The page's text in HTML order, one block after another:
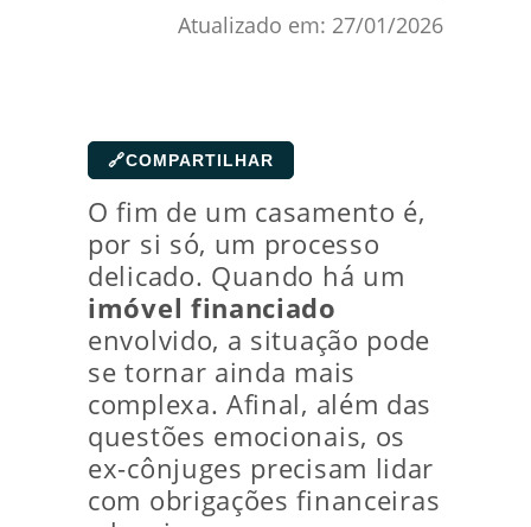
Atualizado em: 27/01/2026
🔗COMPARTILHAR
O fim de um casamento é,
por si só, um processo
delicado. Quando há um
imóvel financiado
envolvido, a situação pode
se tornar ainda mais
complexa. Afinal, além das
questões emocionais, os
ex-cônjuges precisam lidar
com obrigações financeiras